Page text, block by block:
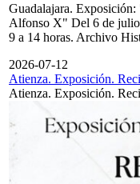
Guadalajara.
Alfonso X" Del 6 de julio
9 a 14 horas. Archivo
2026-07-12
Atienza. Exposición.
Atienza. Exposición.